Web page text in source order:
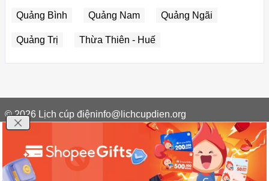
Quảng Bình Quảng Nam Quảng Ngãi
Quảng Trị Thừa Thiên - Huế
© 2026 Lịch cúp điệninfo@lichcupdien.org
Giới thiệu
Cập nhật lịch cúp điện nhanh chóng và chính xác mỗi ngày.